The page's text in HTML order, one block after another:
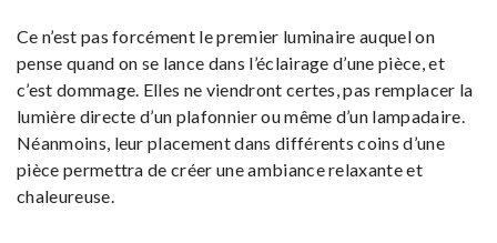
Ce n’est pas forcément le premier luminaire auquel on
pense quand on se lance dans l’éclairage d’une pièce, et
c’est dommage. Elles ne viendront certes, pas remplacer la
lumière directe d’un plafonnier ou même d’un lampadaire.
Néanmoins, leur placement dans différents coins d’une
pièce permettra de créer une ambiance relaxante et
chaleureuse.